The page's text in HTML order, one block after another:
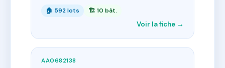
🏠 592 lots 🏗 10 bât.
Voir la fiche →
AA0682138